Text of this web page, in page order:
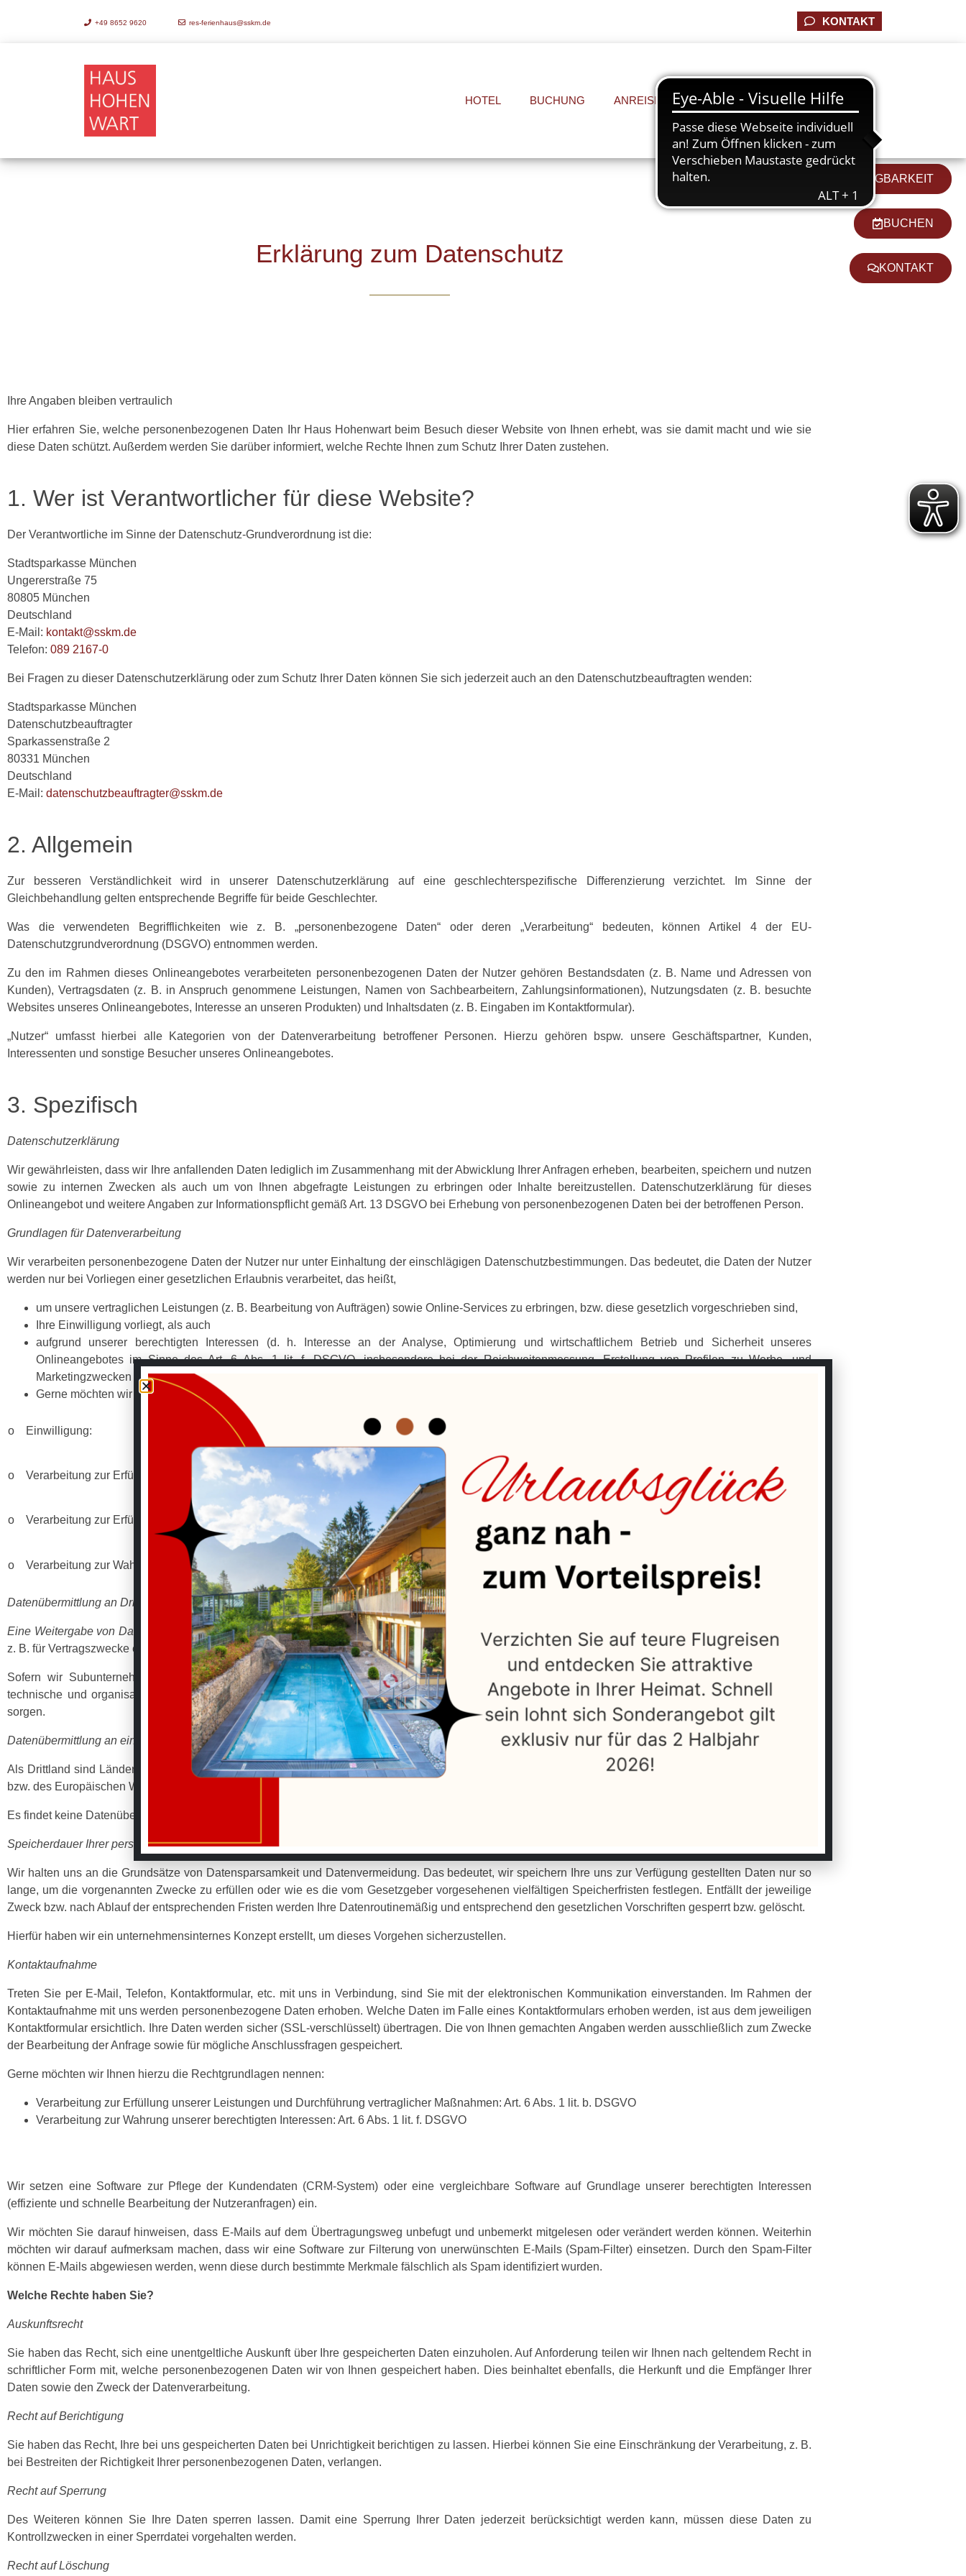
+49 8652 9620 res-ferienhaus@sskm.de KONTAKT
HOTEL BUCHUNG ANREISE ENTDECKEN IMPRESSIONEN
Erklärung zum Datenschutz
Ihre Angaben bleiben vertraulich
Hier erfahren Sie, welche personenbezogenen Daten Ihr Haus Hohenwart beim Besuch dieser Website von Ihnen erhebt, was sie damit macht und wie sie
diese Daten schützt. Außerdem werden Sie darüber informiert, welche Rechte Ihnen zum Schutz Ihrer Daten zustehen.
1. Wer ist Verantwortlicher für diese Website?
Der Verantwortliche im Sinne der Datenschutz-Grundverordnung ist die:
Stadtsparkasse München
Ungererstraße 75
80805 München
Deutschland
E-Mail: kontakt@sskm.de
Telefon: 089 2167-0
Bei Fragen zu dieser Datenschutz­erklärung oder zum Schutz Ihrer Daten können Sie sich jederzeit auch an den Datenschutz­beauftragten wenden:
Stadtsparkasse München
Datenschutzbeauftragter
Sparkassenstraße 2
80331 München
Deutschland
E-Mail: datenschutzbeauftragter@sskm.de
2. Allgemein
Zur besseren Verständlichkeit wird in unserer Datenschutzerklärung auf eine geschlechterspezifische Differenzierung verzichtet. Im Sinne der
Gleichbehandlung gelten entsprechende Begriffe für beide Geschlechter.
Was die verwendeten Begrifflichkeiten wie z. B. „personenbezogene Daten“ oder deren „Verarbeitung“ bedeuten, können Artikel 4 der EU-
Datenschutzgrundverordnung (DSGVO) entnommen werden.
Zu den im Rahmen dieses Onlineangebotes verarbeiteten personenbezogenen Daten der Nutzer gehören Bestandsdaten (z. B. Name und Adressen von
Kunden), Vertragsdaten (z. B. in Anspruch genommene Leistungen, Namen von Sachbearbeitern, Zahlungsinformationen), Nutzungsdaten (z. B. besuchte
Websites unseres Onlineangebotes, Interesse an unseren Produkten) und Inhaltsdaten (z. B. Eingaben im Kontaktformular).
„Nutzer“ umfasst hierbei alle Kategorien von der Datenverarbeitung betroffener Personen. Hierzu gehören bspw. unsere Geschäftspartner, Kunden,
Interessenten und sonstige Besucher unseres Onlineangebotes.
3. Spezifisch
Datenschutzerklärung
Wir gewährleisten, dass wir Ihre anfallenden Daten lediglich im Zusammenhang mit der Abwicklung Ihrer Anfragen erheben, bearbeiten, speichern und nutzen
sowie zu internen Zwecken als auch um von Ihnen abgefragte Leistungen zu erbringen oder Inhalte bereitzustellen. Datenschutzerklärung für dieses
Onlineangebot und weitere Angaben zur Informationspflicht gemäß Art. 13 DSGVO bei Erhebung von personenbezogenen Daten bei der betroffenen Person.
Grundlagen für Datenverarbeitung
Wir verarbeiten personenbezogene Daten der Nutzer nur unter Einhaltung der einschlägigen Datenschutzbestimmungen. Das bedeutet, die Daten der Nutzer
werden nur bei Vorliegen einer gesetzlichen Erlaubnis verarbeitet, das heißt,
um unsere vertraglichen Leistungen (z. B. Bearbeitung von Aufträgen) sowie Online-Services zu erbringen, bzw. diese gesetzlich vorgeschrieben sind,
Ihre Einwilligung vorliegt, als auch
aufgrund unserer berechtigten Interessen (d. h. Interesse an der Analyse, Optimierung und wirtschaftlichem Betrieb und Sicherheit unseres
Onlineangebotes im Sinne des Art. 6 Abs. 1 lit. f. DSGVO, insbesondere bei der Reichweitenmessung, Erstellung von Profilen zu Werbe- und
Marketingzwecken sowie Erhebung von Zugriffsdaten und Einsatz der Dienste von Drittanbietern).
Gerne möchten wir Ihnen aufzeigen, wo die vorstehenden Rechtgrundlagen in der DSGVO geregelt sind:
o Einwilligung:
o Verarbeitung zur Erfüllung unserer Leistungen und Durchführung vertraglicher Maßnahmen: Art. 6 Abs. 1 lit. b. DSGVO
o Verarbeitung zur Erfüllung unserer rechtlichen Verpflichtungen: Art. 6 Abs. 1 lit. c. DSGVO
o Verarbeitung zur Wahrung unserer berechtigten Interessen: Art. 6 Abs. 1 lit. f. DSGVO
Datenübermittlung an Dritte
Eine Weitergabe von Daten an Dritte erfolgt nur im Rahmen der gesetzlichen Vorgaben.
Wir geben die Daten der Nutzer an Dritte nur dann weiter, wenn dies
z. B. für Vertragszwecke erforderlich ist oder auf Grundlage berechtigter Interessen an wirtschaftlichem und effektivem Betrieb unseres Geschäftsbetriebes.
Sofern wir Subunternehmer einsetzen, um unsere Leistungen bereitzustellen, ergreifen wir geeignete rechtliche Vorkehrungen sowie entsprechende
technische und organisatorische Maßnahmen, um für den Schutz der personenbezogenen Daten gemäß den einschlägigen gesetzlichen Vorschriften zu
sorgen.
Datenübermittlung an ein Drittland oder eine internationale Organisation
Als Drittland sind Länder zu verstehen, in denen die DSGVO kein unmittelbar geltendes Recht ist. Dies umfasst grundsätzlich alle Länder außerhalb der EU
bzw. des Europäischen Wirtschaftsraums.
Es findet keine Datenübermittlung an ein Drittland oder eine internationale Organisation ohne Ihre Einwilligung oder ohne gesetzliche Grundlage statt.
Speicherdauer Ihrer personenbezogenen Daten
Wir halten uns an die Grundsätze von Datensparsamkeit und Datenvermeidung. Das bedeutet, wir speichern Ihre uns zur Verfügung gestellten Daten nur so
lange, um die vorgenannten Zwecke zu erfüllen oder wie es die vom Gesetzgeber vorgesehenen vielfältigen Speicherfristen festlegen. Entfällt der jeweilige
Zweck bzw. nach Ablauf der entsprechenden Fristen werden Ihre Datenroutinemäßig und entsprechend den gesetzlichen Vorschriften gesperrt bzw. gelöscht.
Hierfür haben wir ein unternehmensinternes Konzept erstellt, um dieses Vorgehen sicherzustellen.
Kontaktaufnahme
Treten Sie per E-Mail, Telefon, Kontaktformular, etc. mit uns in Verbindung, sind Sie mit der elektronischen Kommunikation einverstanden. Im Rahmen der
Kontaktaufnahme mit uns werden personenbezogene Daten erhoben. Welche Daten im Falle eines Kontaktformulars erhoben werden, ist aus dem jeweiligen
Kontaktformular ersichtlich. Ihre Daten werden sicher (SSL-verschlüsselt) übertragen. Die von Ihnen gemachten Angaben werden ausschließlich zum Zwecke
der Bearbeitung der Anfrage sowie für mögliche Anschlussfragen gespeichert.
Gerne möchten wir Ihnen hierzu die Rechtgrundlagen nennen:
Verarbeitung zur Erfüllung unserer Leistungen und Durchführung vertraglicher Maßnahmen: Art. 6 Abs. 1 lit. b. DSGVO
Verarbeitung zur Wahrung unserer berechtigten Interessen: Art. 6 Abs. 1 lit. f. DSGVO
Wir setzen eine Software zur Pflege der Kundendaten (CRM-System) oder eine vergleichbare Software auf Grundlage unserer berechtigten Interessen
(effiziente und schnelle Bearbeitung der Nutzeranfragen) ein.
Wir möchten Sie darauf hinweisen, dass E-Mails auf dem Übertragungsweg unbefugt und unbemerkt mitgelesen oder verändert werden können. Weiterhin
möchten wir darauf aufmerksam machen, dass wir eine Software zur Filterung von unerwünschten E-Mails (Spam-Filter) einsetzen. Durch den Spam-Filter
können E-Mails abgewiesen werden, wenn diese durch bestimmte Merkmale fälschlich als Spam identifiziert wurden.
Welche Rechte haben Sie?
Auskunftsrecht
Sie haben das Recht, sich eine unentgeltliche Auskunft über Ihre gespeicherten Daten einzuholen. Auf Anforderung teilen wir Ihnen nach geltendem Recht in
schriftlicher Form mit, welche personenbezogenen Daten wir von Ihnen gespeichert haben. Dies beinhaltet ebenfalls, die Herkunft und die Empfänger Ihrer
Daten sowie den Zweck der Datenverarbeitung.
Recht auf Berichtigung
Sie haben das Recht, Ihre bei uns gespeicherten Daten bei Unrichtigkeit berichtigen zu lassen. Hierbei können Sie eine Einschränkung der Verarbeitung, z. B.
bei Bestreiten der Richtigkeit Ihrer personenbezogenen Daten, verlangen.
Recht auf Sperrung
Des Weiteren können Sie Ihre Daten sperren lassen. Damit eine Sperrung Ihrer Daten jederzeit berücksichtigt werden kann, müssen diese Daten zu
Kontrollzwecken in einer Sperrdatei vorgehalten werden.
Recht auf Löschung
ZIMMERKATEGORIEN & VERFÜGBARKEIT
BUCHEN
KONTAKT